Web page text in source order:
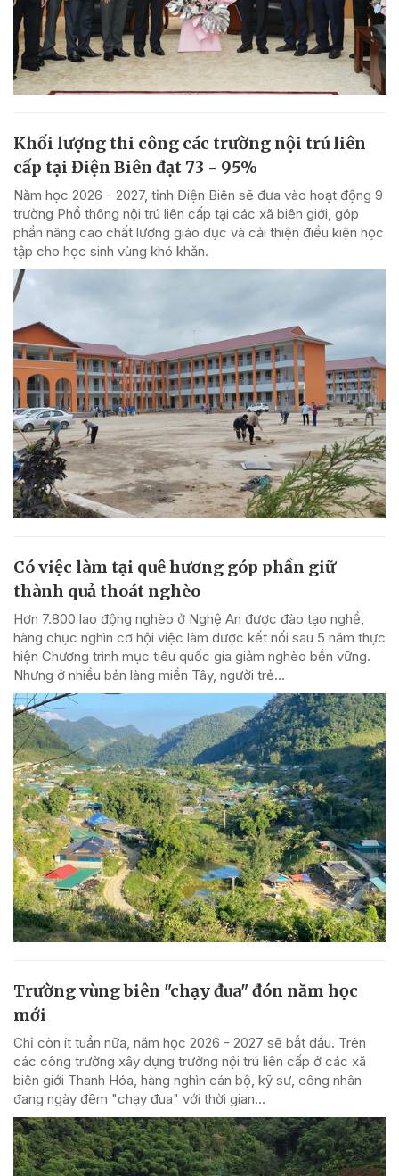
Khối lượng thi công các trường nội trú liên
cấp tại Điện Biên đạt 73 - 95%
Năm học 2026 - 2027, tỉnh Điện Biên sẽ đưa vào hoạt động 9
trường Phổ thông nội trú liên cấp tại các xã biên giới, góp
phần nâng cao chất lượng giáo dục và cải thiện điều kiện học
tập cho học sinh vùng khó khăn.
Có việc làm tại quê hương góp phần giữ
thành quả thoát nghèo
Hơn 7.800 lao động nghèo ở Nghệ An được đào tạo nghề,
hàng chục nghìn cơ hội việc làm được kết nối sau 5 năm thực
hiện Chương trình mục tiêu quốc gia giảm nghèo bền vững.
Nhưng ở nhiều bản làng miền Tây, người trẻ...
Trường vùng biên "chạy đua" đón năm học
mới
Chỉ còn ít tuần nữa, năm học 2026 - 2027 sẽ bắt đầu. Trên
các công trường xây dựng trường nội trú liên cấp ở các xã
biên giới Thanh Hóa, hàng nghìn cán bộ, kỹ sư, công nhân
đang ngày đêm "chạy đua" với thời gian...